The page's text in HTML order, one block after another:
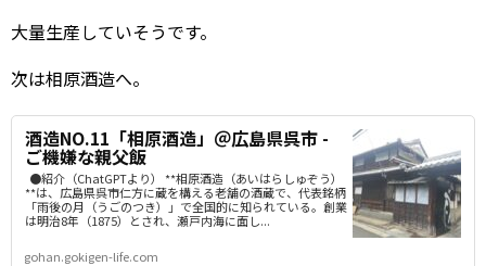
大量生産していそうです。
次は相原酒造へ。
酒造NO.11「相原酒造」＠広島県呉市 -
ご機嫌な親父飯
●紹介（ChatGPTより） **相原酒造（あいはらしゅぞう）
**は、広島県呉市仁方に蔵を構える老舗の酒蔵で、代表銘柄
「雨後の月（うごのつき）」で全国的に知られている。創業
は明治8年（1875）とされ、瀬戸内海に面し...
gohan.gokigen-life.com